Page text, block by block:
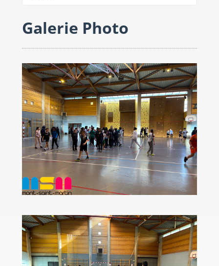
Galerie Photo